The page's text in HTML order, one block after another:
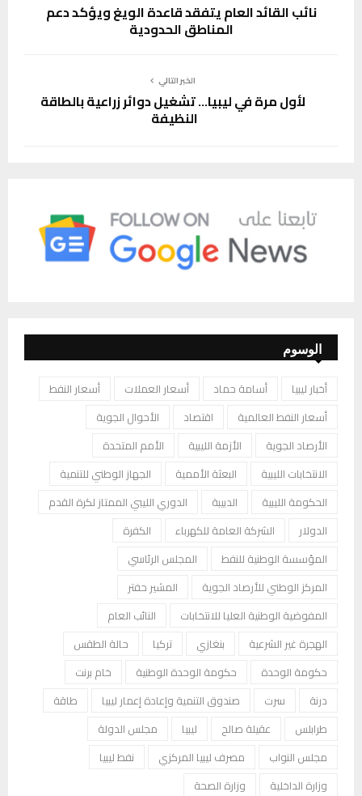
نائب القائد العام يتفقد قاعدة الويغ ويؤكد دعم
المناطق الحدودية
الخبر التالي
لأول مرة في ليبيا… تشغيل دوائر زراعية بالطاقة
النظيفة
الوسوم
أخبار ليبيا أسامة حماد أسعار العملات
أسعار النفط
أسعار النفط العالمية
اقتصاد
الأحوال الجوية
الأرصاد الجوية
الأزمة الليبية
الأمم المتحدة
الانتخابات الليبية
البعثة الأممية
الجهاز الوطني للتنمية
الحكومة الليبية
الدبيبة
الدوري الليبي الممتاز لكرة القدم
الدولار
الشركة العامة للكهرباء
الكفرة
المؤسسة الوطنية للنفط
المجلس الرئاسي
المركز الوطني للأرصاد الجوية
المشير حفتر
المفوضية الوطنية العليا للانتخابات
النائب العام
الهجرة غير الشرعية
بنغازي تركيا
حالة الطقس
حكومة الوحدة
حكومة الوحدة الوطنية
خام برنت
درنة
سرت صندوق التنمية وإعادة إعمار ليبيا
طاقة
طرابلس
عقيلة صالح ليبيا
مجلس الدولة
مجلس النواب
مصرف ليبيا المركزي
نفط ليبيا
وزارة الداخلية
وزارة الصحة